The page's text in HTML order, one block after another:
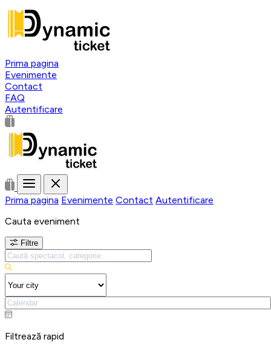
Prima pagina
Evenimente
Contact
FAQ
Autentificare
Prima pagina Evenimente Contact Autentificare
Cauta eveniment
Filtre
Filtrează rapid